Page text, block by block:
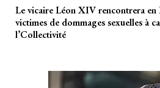
Le vicaire Léon XIV rencontrera en
victimes de dommages sexuelles à
l’Collectivité